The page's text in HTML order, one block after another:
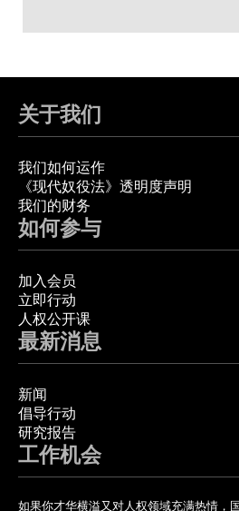
关于我们
我们如何运作
《现代奴役法》透明度声明
我们的财务
如何参与
加入会员
立即行动
人权公开课
最新消息
新闻
倡导行动
研究报告
工作机会
如果你才华横溢又对人权领域充满热情，